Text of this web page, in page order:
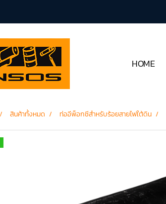
HOME
สินค้าทั้งหมด ท่ออีพ็อกซีสำหรับร้อยสายไฟใต้ดิน